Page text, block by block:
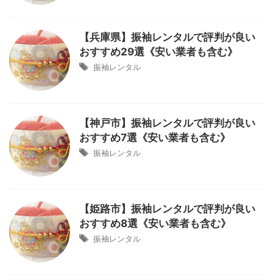
【兵庫県】振袖レンタルで評判が良い
おすすめ29選《安い業者も含む》
振袖レンタル
【神戸市】振袖レンタルで評判が良い
おすすめ7選《安い業者も含む》
振袖レンタル
【姫路市】振袖レンタルで評判が良い
おすすめ8選《安い業者も含む》
振袖レンタル